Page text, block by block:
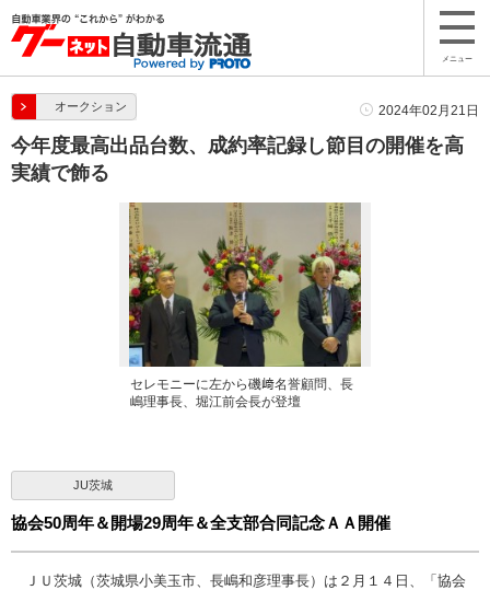
メニュー
オークション 2024年02月21日
今年度最高出品台数、成約率記録し節目の開催を高
実績で飾る
セレモニーに左から磯﨑名誉顧問、長
嶋理事長、堀江前会長が登壇
JU茨城
協会50周年＆開場29周年＆全支部合同記念ＡＡ開催
ＪＵ茨城（茨城県小美玉市、長嶋和彦理事長）は２月１４日、「協会